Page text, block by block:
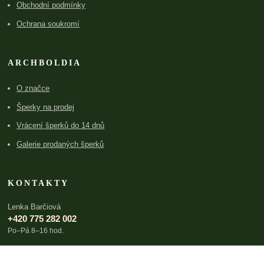
Obchodní podmínky
Ochrana soukromí
ARCHBOLDIA
O značce
Šperky na prodej
Vrácení šperků do 14 dnů
Galerie prodaných šperků
KONTAKTY
Lenka Barčiová
+420 775 282 002
Po–Pá 8–16 hod.